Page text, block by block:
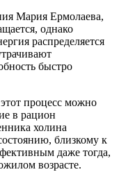
Мария Ермолаева,
однако
распределяется
быстро
процесс можно
в рацион
холина
близкому к
даже тогда,
возрасте.